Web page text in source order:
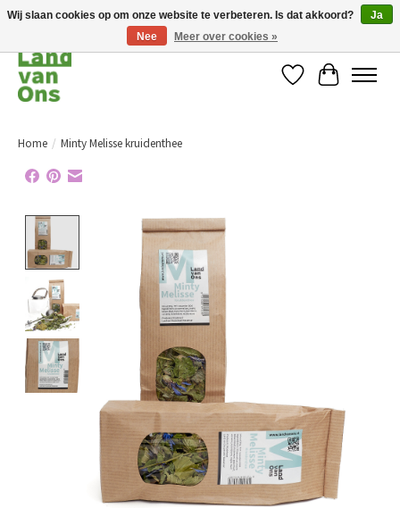
Verlanglijst
Home / Minty Melisse kruidenthee
Product image slideshow Items
Wij slaan cookies op om onze website te verbeteren. Is dat akkoord?
Ja
Nee
Meer over cookies »